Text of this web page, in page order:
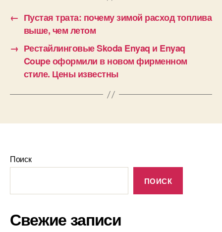
← Пустая трата: почему зимой расход топлива
выше, чем летом
→ Рестайлинговые Skoda Enyaq и Enyaq
Coupe оформили в новом фирменном
стиле. Цены известны
Поиск
ПОИСК
Свежие записи